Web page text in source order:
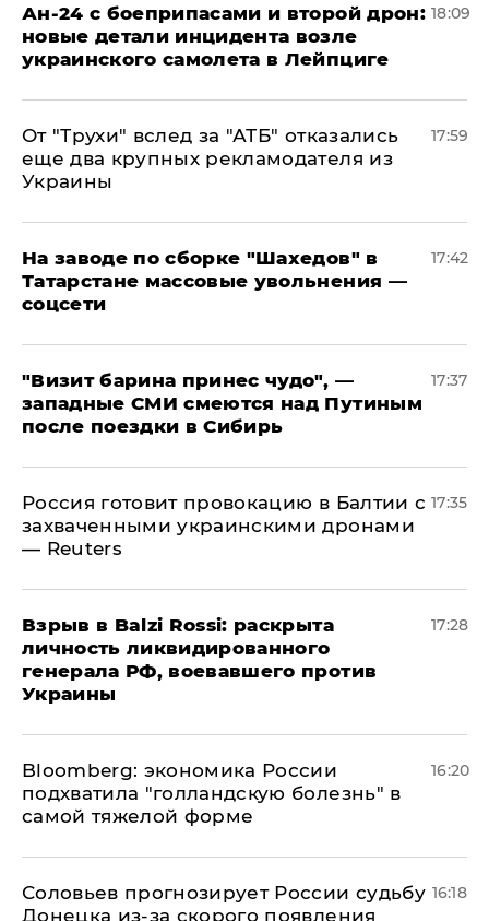
Ан-24 с боеприпасами и второй дрон:
новые детали инцидента возле
украинского самолета в Лейпциге
18:09
От "Трухи" вслед за "АТБ" отказались
еще два крупных рекламодателя из
Украины
17:59
На заводе по сборке "Шахедов" в
Татарстане массовые увольнения —
соцсети
17:42
"Визит барина принес чудо", —
западные СМИ смеются над Путиным
после поездки в Сибирь
17:37
​Россия готовит провокацию в Балтии с
захваченными украинскими дронами
— Reuters
17:35
​Взрыв в Balzi Rossi: раскрыта
личность ликвидированного
генерала РФ, воевавшего против
Украины
17:28
Bloomberg: экономика России
подхватила "голландскую болезнь" в
самой тяжелой форме
16:20
Соловьев прогнозирует России судьбу
Донецка из-за скорого появления
16:18